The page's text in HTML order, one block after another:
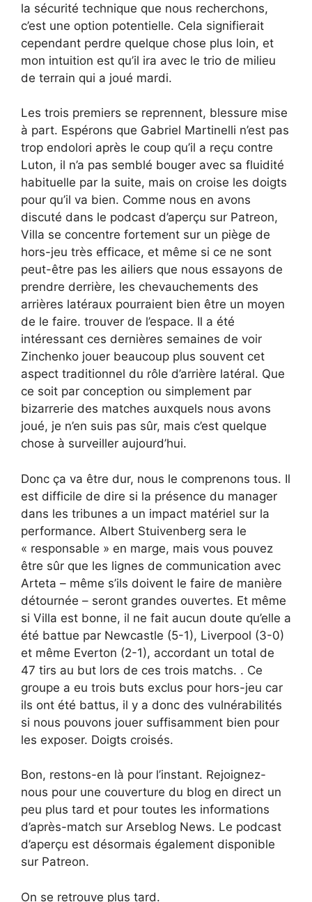
la sécurité technique que nous recherchons,
c’est une option potentielle. Cela signifierait
cependant perdre quelque chose plus loin, et
mon intuition est qu’il ira avec le trio de milieu
de terrain qui a joué mardi.
Les trois premiers se reprennent, blessure mise
à part. Espérons que Gabriel Martinelli n’est pas
trop endolori après le coup qu’il a reçu contre
Luton, il n’a pas semblé bouger avec sa fluidité
habituelle par la suite, mais on croise les doigts
pour qu’il va bien. Comme nous en avons
discuté dans le podcast d’aperçu sur Patreon,
Villa se concentre fortement sur un piège de
hors-jeu très efficace, et même si ce ne sont
peut-être pas les ailiers que nous essayons de
prendre derrière, les chevauchements des
arrières latéraux pourraient bien être un moyen
de le faire. trouver de l’espace. Il a été
intéressant ces dernières semaines de voir
Zinchenko jouer beaucoup plus souvent cet
aspect traditionnel du rôle d’arrière latéral. Que
ce soit par conception ou simplement par
bizarrerie des matches auxquels nous avons
joué, je n’en suis pas sûr, mais c’est quelque
chose à surveiller aujourd’hui.
Donc ça va être dur, nous le comprenons tous. Il
est difficile de dire si la présence du manager
dans les tribunes a un impact matériel sur la
performance. Albert Stuivenberg sera le
« responsable » en marge, mais vous pouvez
être sûr que les lignes de communication avec
Arteta – même s’ils doivent le faire de manière
détournée – seront grandes ouvertes. Et même
si Villa est bonne, il ne fait aucun doute qu’elle a
été battue par Newcastle (5-1), Liverpool (3-0)
et même Everton (2-1), accordant un total de
47 tirs au but lors de ces trois matchs. . Ce
groupe a eu trois buts exclus pour hors-jeu car
ils ont été battus, il y a donc des vulnérabilités
si nous pouvons jouer suffisamment bien pour
les exposer. Doigts croisés.
Bon, restons-en là pour l’instant. Rejoignez-
nous pour une couverture du blog en direct un
peu plus tard et pour toutes les informations
d’après-match sur Arseblog News. Le podcast
d’aperçu est désormais également disponible
sur Patreon.
On se retrouve plus tard.